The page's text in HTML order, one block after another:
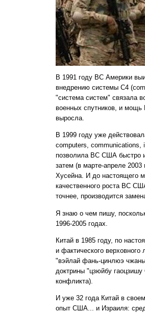
В 1991 году ВС Америки
внедрению системы C4
"система систем" связала
военных спутников, и мощь
выросла.
В 1999 году уже
computers, communications,
позволила ВС США быстро
затем (в марте-апреле
Хусейна. И до настоящего
качественного роста ВС
точнее, производится
Я знаю о чем пишу,
1996-2005 годах.
Китай в 1985 году, по
и фактического
"вэйлай фань-цинлюэ
доктрины "цзюйбу гаоцзишу
конфликта).
И уже 32 года Китай в
опыт США... и Израиля: